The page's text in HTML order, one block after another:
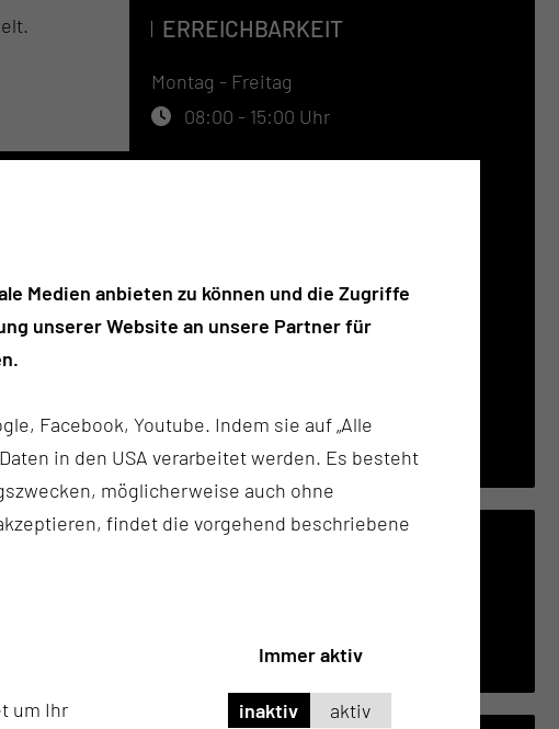
ERREICHBARKEIT
Montag - Freitag
08:00 - 15:00 Uhr
Fax:
+49 355 46 3149
Per E-Mail kontaktieren
finder.ctk.de
Fax: +49 355 46 2563
Medien anbieten zu können und die Zugriffe
unserer Website an unsere Partner für
Facebook, Youtube. Indem sie auf „Alle
in den USA verarbeitet werden. Es besteht
möglicherweise auch ohne
findet die vorgehend beschriebene
Immer aktiv
um Ihr
inaktiv aktiv